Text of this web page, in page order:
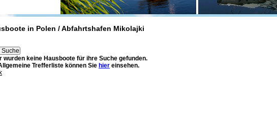
in Polen / Abfahrtshafen Mikolajki
wurden keine Hausboote für ihre Suche gefunden.
Trefferliste können Sie hier einsehen.